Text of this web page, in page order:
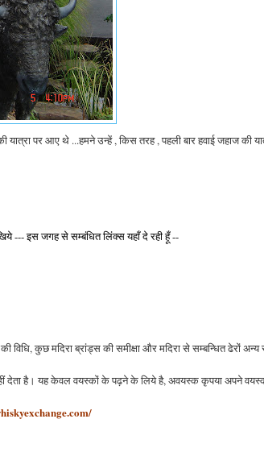
पर आए थे ...हमने उन्हें , किस तरह , पहली बार हवाई जहाज की
--- इस जगह से सम्बंधित लिंक्स यहाँ दे रही हूँ --
कुछ मदिरा ब्रांड्स की समीक्षा और मदिरा से सम्बन्धित ढेरों अन्य
नहीं देता है। यह केवल वयस्कों के पढ़ने के लिये है, अवयस्क कृपया अपने